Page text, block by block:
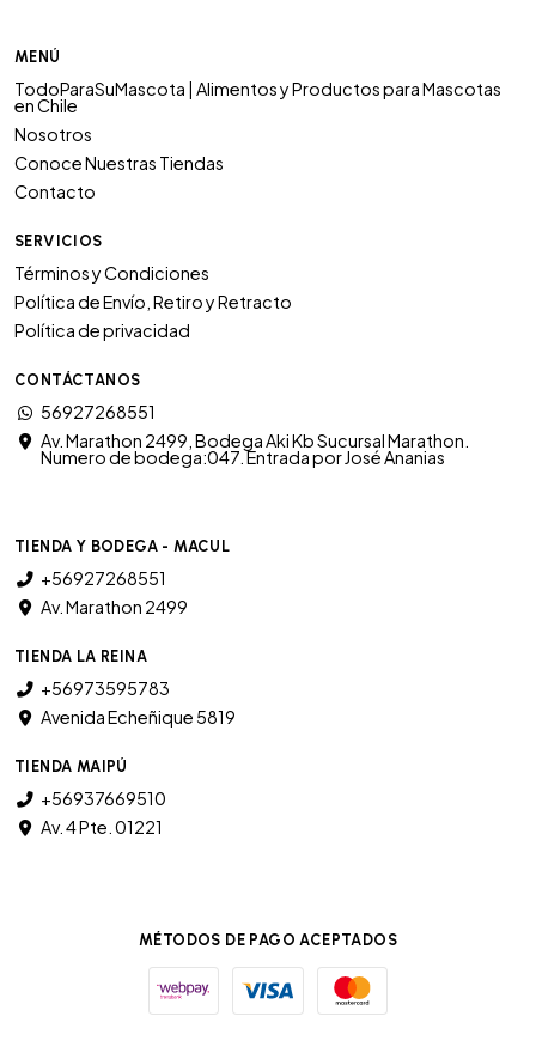
MENÚ
TodoParaSuMascota | Alimentos y Productos para Mascotas
en Chile
Nosotros
Conoce Nuestras Tiendas
Contacto
SERVICIOS
Términos y Condiciones
Política de Envío, Retiro y Retracto
Política de privacidad
CONTÁCTANOS
56927268551
Av. Marathon 2499, Bodega Aki Kb Sucursal Marathon.
Numero de bodega:047. Entrada por José Ananias
TIENDA Y BODEGA - MACUL
+56927268551
Av. Marathon 2499
TIENDA LA REINA
+56973595783
Avenida Echeñique 5819
TIENDA MAIPÚ
+56937669510
Av. 4 Pte. 01221
MÉTODOS DE PAGO ACEPTADOS